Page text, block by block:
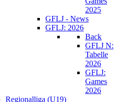
2025
GFLJ - News
GFLJ: 2026
Back
GFLJ N:
Tabelle
2026
GFLJ:
Games
2026
Regionalliga (U19)